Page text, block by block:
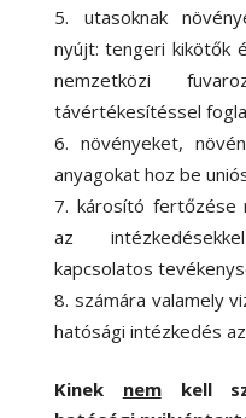
utasoknak
nyújt: tengeri kikötők
nemzetközi
távértékesítéssel
növényeket,
anyagokat hoz be
károsító fertőzése
az
kapcsolatos
számára valamely
hatósági intézkedés
Kinek nem
kell